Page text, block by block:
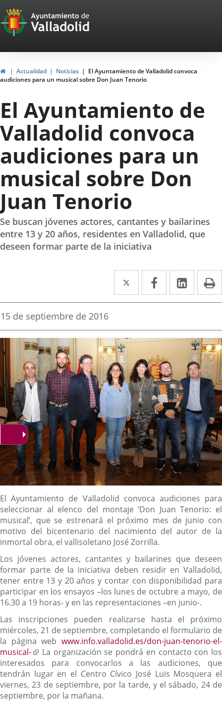
Portal
Web
del
Ayuntamiento
de
Valladolid
InicioActualidad Noticias
El Ayuntamiento de Valladolid convoca
audiciones para un musical sobre Don Juan Tenorio
El Ayuntamiento de
Valladolid convoca
audiciones para un
musical sobre Don
Juan Tenorio
Se buscan jóvenes actores, cantantes y bailarines
entre 13 y 20 años, residentes en Valladolid, que
deseen formar parte de la iniciativa
Twitter
Enlace
a
aplicación
externa.
Facebook
Enlace
a
aplicación
externa.
Enlace
a
Fecha
la
noticia
15 de septiembre de 2016
Descripción
El Ayuntamiento de Valladolid convoca audiciones para
seleccionar al elenco del montaje ‘Don Juan Tenorio: el
musical’, que se estrenará el próximo mes de junio con
motivo del bicentenario del nacimiento del autor de la
inmortal obra, el vallisoletano José Zorrilla.
Los jóvenes actores, cantantes y bailarines que deseen
formar parte de la iniciativa deben residir en Valladolid,
tener entre 13 y 20 años y contar con disponibilidad para
participar en los ensayos –los lunes de octubre a mayo, de
16.30 a 19 horas- y en las representaciones –en junio-.
Las inscripciones pueden realizarse hasta el próximo
miércoles, 21 de septiembre, completando el formulario de
la página web www.info.valladolid.es/don-juan-tenorio-el-
musical-
Enlace
a
una
aplicación
externa.
La organización se pondrá en contacto con los
interesados para convocarlos a las audiciones, que
tendrán lugar en el Centro Cívico José Luis Mosquera el
viernes, 23 de septiembre, por la tarde, y el sábado, 24 de
septiembre, por la mañana.